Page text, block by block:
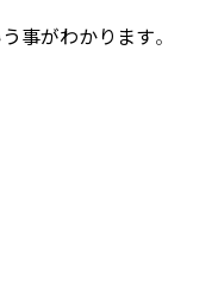
事がわかります。